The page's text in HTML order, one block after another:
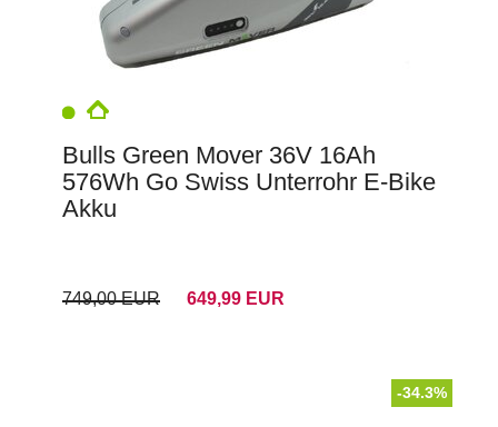
Bulls Green Mover 36V 16Ah
576Wh Go Swiss Unterrohr E-Bike
Akku
749,00 EUR 649,99 EUR
-34.3%